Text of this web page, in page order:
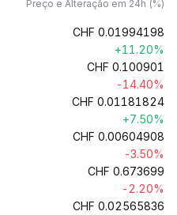
Preço e Alteração em 24h (%)
CHF 0.01994198
+11.20%
CHF 0.100901
-14.40%
CHF 0.01181824
+7.50%
CHF 0.00604908
-3.50%
CHF 0.673699
-2.20%
CHF 0.02565836